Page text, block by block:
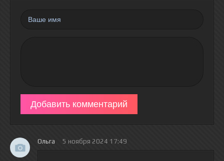
Добавить комментарий
Ольга 5 ноября 2024 17:49